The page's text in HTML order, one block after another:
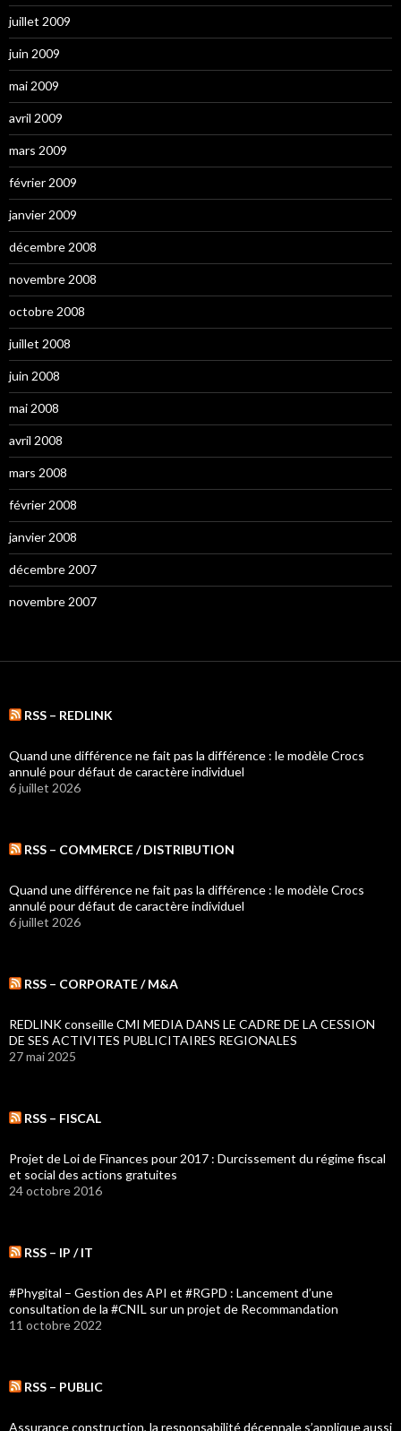
juillet 2009
juin 2009
mai 2009
avril 2009
mars 2009
février 2009
janvier 2009
décembre 2008
novembre 2008
octobre 2008
juillet 2008
juin 2008
mai 2008
avril 2008
mars 2008
février 2008
janvier 2008
décembre 2007
novembre 2007
RSS – REDLINK
Quand une différence ne fait pas la différence : le modèle Crocs
annulé pour défaut de caractère individuel
6 juillet 2026
RSS – COMMERCE / DISTRIBUTION
Quand une différence ne fait pas la différence : le modèle Crocs
annulé pour défaut de caractère individuel
6 juillet 2026
RSS – CORPORATE / M&A
REDLINK conseille CMI MEDIA DANS LE CADRE DE LA CESSION
DE SES ACTIVITES PUBLICITAIRES REGIONALES
27 mai 2025
RSS – FISCAL
Projet de Loi de Finances pour 2017 : Durcissement du régime fiscal
et social des actions gratuites
24 octobre 2016
RSS – IP / IT
#Phygital – Gestion des API et #RGPD : Lancement d’une
consultation de la #CNIL sur un projet de Recommandation
11 octobre 2022
RSS – PUBLIC
Assurance construction, la responsabilité décennale s’applique aussi